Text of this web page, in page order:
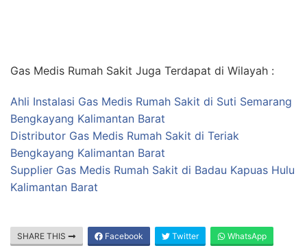
Gas Medis Rumah Sakit Juga Terdapat di Wilayah :
Ahli Instalasi Gas Medis Rumah Sakit di Suti Semarang
Bengkayang Kalimantan Barat
Distributor Gas Medis Rumah Sakit di Teriak
Bengkayang Kalimantan Barat
Supplier Gas Medis Rumah Sakit di Badau Kapuas Hulu
Kalimantan Barat
SHARE THIS Facebook Twitter WhatsApp